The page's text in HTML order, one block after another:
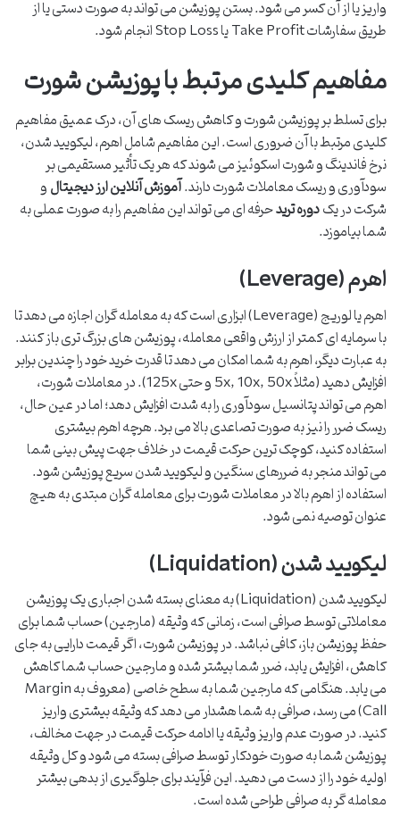
واریز یا از آن کسر می شود. بستن پوزیشن می تواند به صورت دستی یا از
طریق سفارشات Take Profit یا Stop Loss انجام شود.
مفاهیم کلیدی مرتبط با پوزیشن شورت
برای تسلط بر پوزیشن شورت و کاهش ریسک های آن، درک عمیق مفاهیم
کلیدی مرتبط با آن ضروری است. این مفاهیم شامل اهرم، لیکویید شدن،
نرخ فاندینگ و شورت اسکوئیز می شوند که هر یک تأثیر مستقیمی بر
سودآوری و ریسک معاملات شورت دارند.آموزش آنلاین ارز دیجیتالو
شرکت در یکدوره تریدحرفه ای می تواند این مفاهیم را به صورت عملی به
شما بیاموزد.
اهرم (Leverage)
اهرم یا لوریج (Leverage) ابزاری است که به معامله گران اجازه می دهد تا
با سرمایه ای کمتر از ارزش واقعی معامله، پوزیشن های بزرگ تری باز کنند.
به عبارت دیگر، اهرم به شما امکان می دهد تا قدرت خرید خود را چندین برابر
افزایش دهید (مثلاً 5x, 10x, 50x و حتی 125x). در معاملات شورت،
اهرم می تواند پتانسیل سودآوری را به شدت افزایش دهد؛ اما در عین حال،
ریسک ضرر را نیز به صورت تصاعدی بالا می برد. هرچه اهرم بیشتری
استفاده کنید، کوچک ترین حرکت قیمت در خلاف جهت پیش بینی شما
می تواند منجر به ضررهای سنگین و لیکویید شدن سریع پوزیشن شود.
استفاده از اهرم بالا در معاملات شورت برای معامله گران مبتدی به هیچ
عنوان توصیه نمی شود.
لیکویید شدن (Liquidation)
لیکویید شدن (Liquidation) به معنای بسته شدن اجباری یک پوزیشن
معاملاتی توسط صرافی است، زمانی که وثیقه (مارجین) حساب شما برای
حفظ پوزیشن باز، کافی نباشد. در پوزیشن شورت، اگر قیمت دارایی به جای
کاهش، افزایش یابد، ضرر شما بیشتر شده و مارجین حساب شما کاهش
می یابد. هنگامی که مارجین شما به سطح خاصی (معروف به Margin
Call) می رسد، صرافی به شما هشدار می دهد که وثیقه بیشتری واریز
کنید. در صورت عدم واریز وثیقه یا ادامه حرکت قیمت در جهت مخالف،
پوزیشن شما به صورت خودکار توسط صرافی بسته می شود و کل وثیقه
اولیه خود را از دست می دهید. این فرآیند برای جلوگیری از بدهی بیشتر
معامله گر به صرافی طراحی شده است.